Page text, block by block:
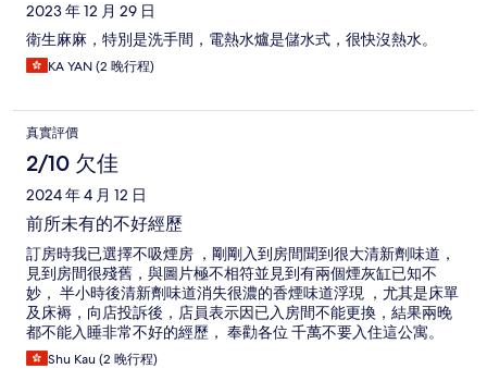
2023 年 12 月 29 日
衛生麻麻，特別是洗手間，電熱水爐是儲水式，很快沒熱水。
KA YAN (2 晚行程)
真實評價
2/10 欠佳
2024 年 4 月 12 日
前所未有的不好經歷
訂房時我已選擇不吸煙房 ，剛剛入到房間聞到很大清新劑味道，
見到房間很殘舊，與圖片極不相符並見到有兩個煙灰缸已知不
妙， 半小時後清新劑味道消失很濃的香煙味道浮現 ，尤其是床單
及床褥，向店投訴後，店員表示因已入房間不能更換，結果兩晚
都不能入睡非常不好的經歷， 奉勸各位 千萬不要入住這公寓。
Shu Kau (2 晚行程)